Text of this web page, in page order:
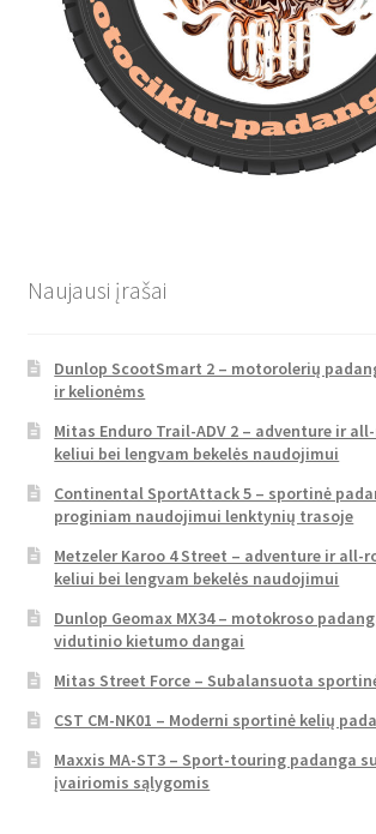
Naujausi įrašai
Dunlop ScootSmart 2 – motorolerių
ir kelionėms
Mitas Enduro Trail-ADV 2 – adventure ir
keliui bei lengvam bekelės naudojimui
Continental SportAttack 5 – sportinė
proginiam naudojimui lenktynių trasoje
Metzeler Karoo 4 Street – adventure ir all-
keliui bei lengvam bekelės naudojimui
Dunlop Geomax MX34 – motokroso
vidutinio kietumo dangai
Mitas Street Force – Subalansuota
CST CM-NK01 – Moderni sportinė kelių
Maxxis MA-ST3 – Sport-touring padanga
įvairiomis sąlygomis